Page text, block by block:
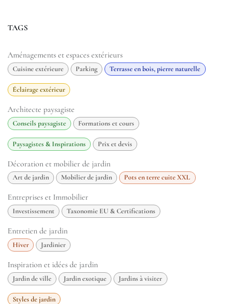
TAGS
Aménagements et espaces extérieurs
Cuisine extérieure Parking Terrasse en bois, pierre naturelle
Éclairage extérieur
Architecte paysagiste
Conseils paysagiste Formations et cours
Paysagistes & Inspirations Prix et devis
Décoration et mobilier de jardin
Art de jardin Mobilier de jardin Pots en terre cuite XXL
Entreprises et Immobilier
Investissement Taxonomie EU & Certifications
Entretien de jardin
Hiver Jardinier
Inspiration et idées de jardin
Jardin de ville Jardin exotique Jardins à visiter
Styles de jardin